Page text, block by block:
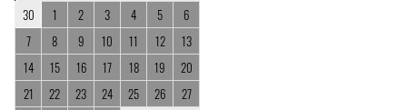
30
1 2 3 4 5
6
7
8 9 10 11 12
13
14
15 16 17 18 19
20
21
22 23 24 25 26
27